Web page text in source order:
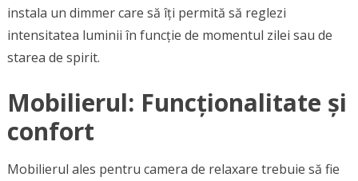
instala un dimmer care să îți permită să reglezi
intensitatea luminii în funcție de momentul zilei sau de
starea de spirit.
Mobilierul: Funcționalitate și
confort
Mobilierul ales pentru camera de relaxare trebuie să fie